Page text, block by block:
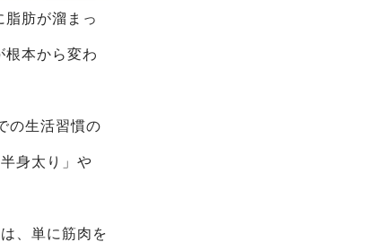
脂肪が溜まっ
本から変わ
の生活習慣の
身太り」や
、単に筋肉を